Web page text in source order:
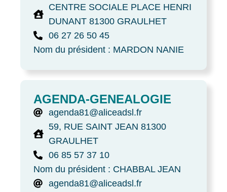
CENTRE SOCIALE PLACE HENRI
DUNANT 81300 GRAULHET
06 27 26 50 45
Nom du président : MARDON NANIE
AGENDA-GENEALOGIE
agenda81@aliceadsl.fr
59, RUE SAINT JEAN 81300
GRAULHET
06 85 57 37 10
Nom du président : CHABBAL JEAN
agenda81@aliceadsl.fr